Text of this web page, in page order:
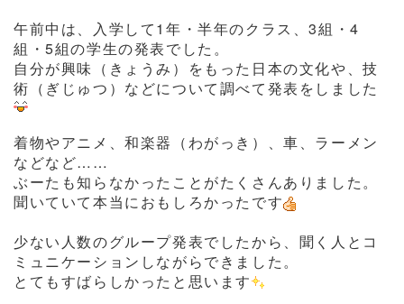
午前中は、入学して1年・半年のクラス、3組・4
組・5組の学生の発表でした。
自分が興味（きょうみ）をもった日本の文化や、技
術（ぎじゅつ）などについて調べて発表をしました
着物やアニメ、和楽器（わがっき）、車、ラーメン
などなど……
ぶーたも知らなかったことがたくさんありました。
聞いていて本当におもしろかったです
少ない人数のグループ発表でしたから、聞く人とコ
ミュニケーションしながらできました。
とてもすばらしかったと思います